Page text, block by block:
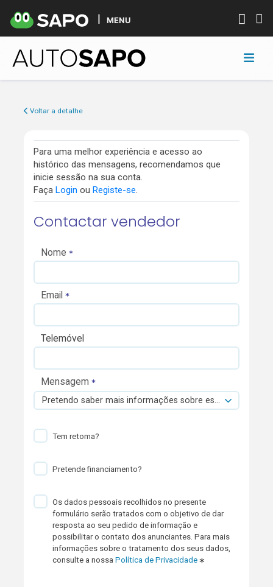
MENU
Voltar a detalhe
Para uma melhor experiência e acesso ao
histórico das mensagens, recomendamos que
inicie sessão na sua conta.
Faça Login ou Registe-se.
Contactar vendedor
Nome
Email
Telemóvel
Mensagem
Pretendo saber mais informações sobre esta viatura.
Tem retoma?
Pretende financiamento?
Os dados pessoais recolhidos no presente
formulário serão tratados com o objetivo de dar
resposta ao seu pedido de informação e
possibilitar o contato dos anunciantes. Para mais
informações sobre o tratamento dos seus dados,
consulte a nossaPolítica de Privacidade